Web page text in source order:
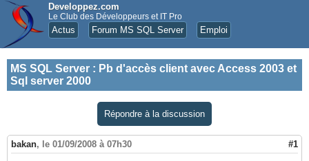
Developpez.com
Le Club des Développeurs et IT Pro
Actus Forum MS SQL Server Emploi
MS SQL Server : Pb d'accès client avec Access 2003 et
Sql server 2000
Répondre à la discussion
bakan, le 01/09/2008 à 07h30 #1